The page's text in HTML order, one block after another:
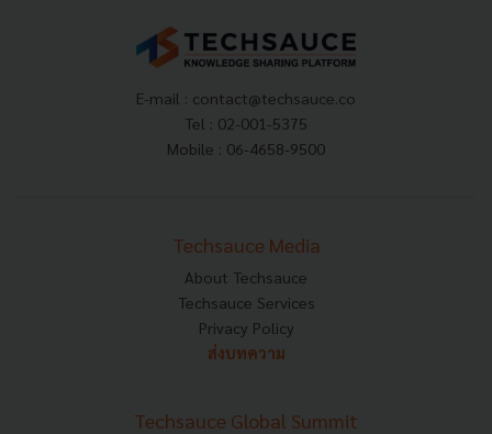
E-mail : contact@techsauce.co
Tel : 02-001-5375
Mobile : 06-4658-9500
Techsauce Media
About Techsauce
Techsauce Services
Privacy Policy
ส่งบทความ
Techsauce Global Summit